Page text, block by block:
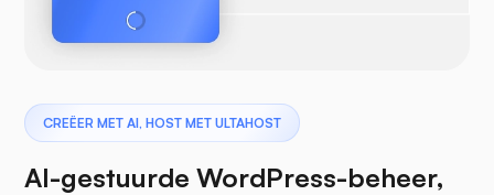
CREËER MET AI, HOST MET ULTAHOST
AI-gestuurde WordPress-beheer,